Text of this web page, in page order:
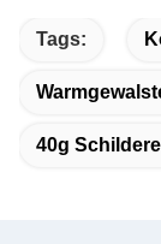
Tags:
40g